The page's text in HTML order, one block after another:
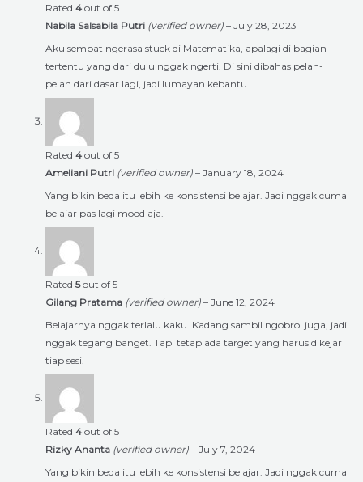
Rated 4 out of 5
Nabila Salsabila Putri (verified owner) – July 28, 2023
Aku sempat ngerasa stuck di Matematika, apalagi di bagian
tertentu yang dari dulu nggak ngerti. Di sini dibahas pelan-
pelan dari dasar lagi, jadi lumayan kebantu.
Rated 4 out of 5
Ameliani Putri (verified owner) – January 18, 2024
Yang bikin beda itu lebih ke konsistensi belajar. Jadi nggak cuma
belajar pas lagi mood aja.
Rated 5out of 5
Gilang Pratama (verified owner) – June 12, 2024
Belajarnya nggak terlalu kaku. Kadang sambil ngobrol juga, jadi
nggak tegang banget. Tapi tetap ada target yang harus dikejar
tiap sesi.
Rated 4 out of 5
Rizky Ananta (verified owner) – July 7, 2024
Yang bikin beda itu lebih ke konsistensi belajar. Jadi nggak cuma